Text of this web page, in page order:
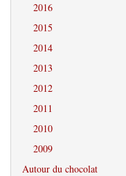
2016
2015
2014
2013
2012
2011
2010
2009
Autour du chocolat